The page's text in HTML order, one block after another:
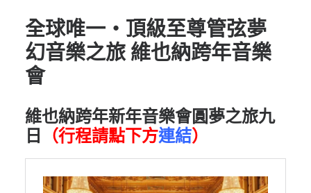
全球唯一・頂級至尊管弦夢
幻音樂之旅 維也納跨年音樂
會
維也納跨年新年音樂會圓夢之旅九
日
（行程請點下方連結）